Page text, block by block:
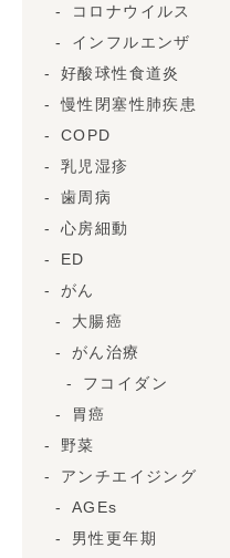
コロナウイルス
インフルエンザ
好酸球性食道炎
慢性閉塞性肺疾患
COPD
乳児湿疹
歯周病
心房細動
ED
がん
大腸癌
がん治療
フコイダン
胃癌
野菜
アンチエイジング
AGEs
男性更年期